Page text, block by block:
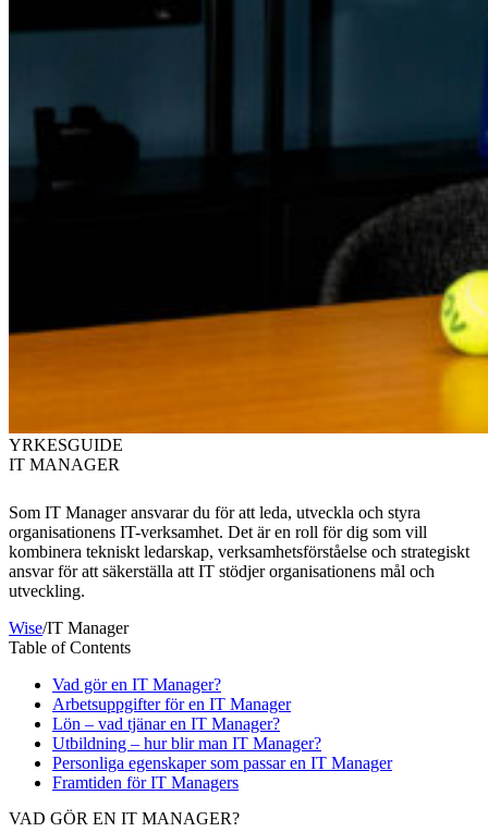
YRKESGUIDE
IT MANAGER
Som IT Manager ansvarar du för att leda, utveckla och styra
organisationens IT-verksamhet. Det är en roll för dig som vill
kombinera tekniskt ledarskap, verksamhetsförståelse och strategiskt
ansvar för att säkerställa att IT stödjer organisationens mål och
utveckling.
Wise/IT Manager
Table of Contents
Vad gör en IT Manager?
Arbetsuppgifter för en IT Manager
Lön – vad tjänar en IT Manager?
Utbildning – hur blir man IT Manager?
Personliga egenskaper som passar en IT Manager
Framtiden för IT Managers
VAD GÖR EN IT MANAGER?